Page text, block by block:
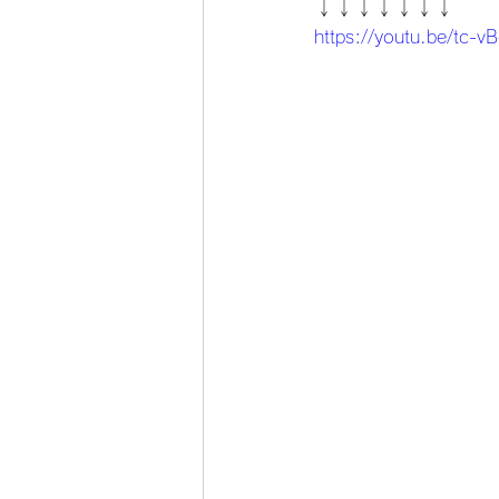
↓↓↓↓↓↓↓
https://youtu.be/tc-